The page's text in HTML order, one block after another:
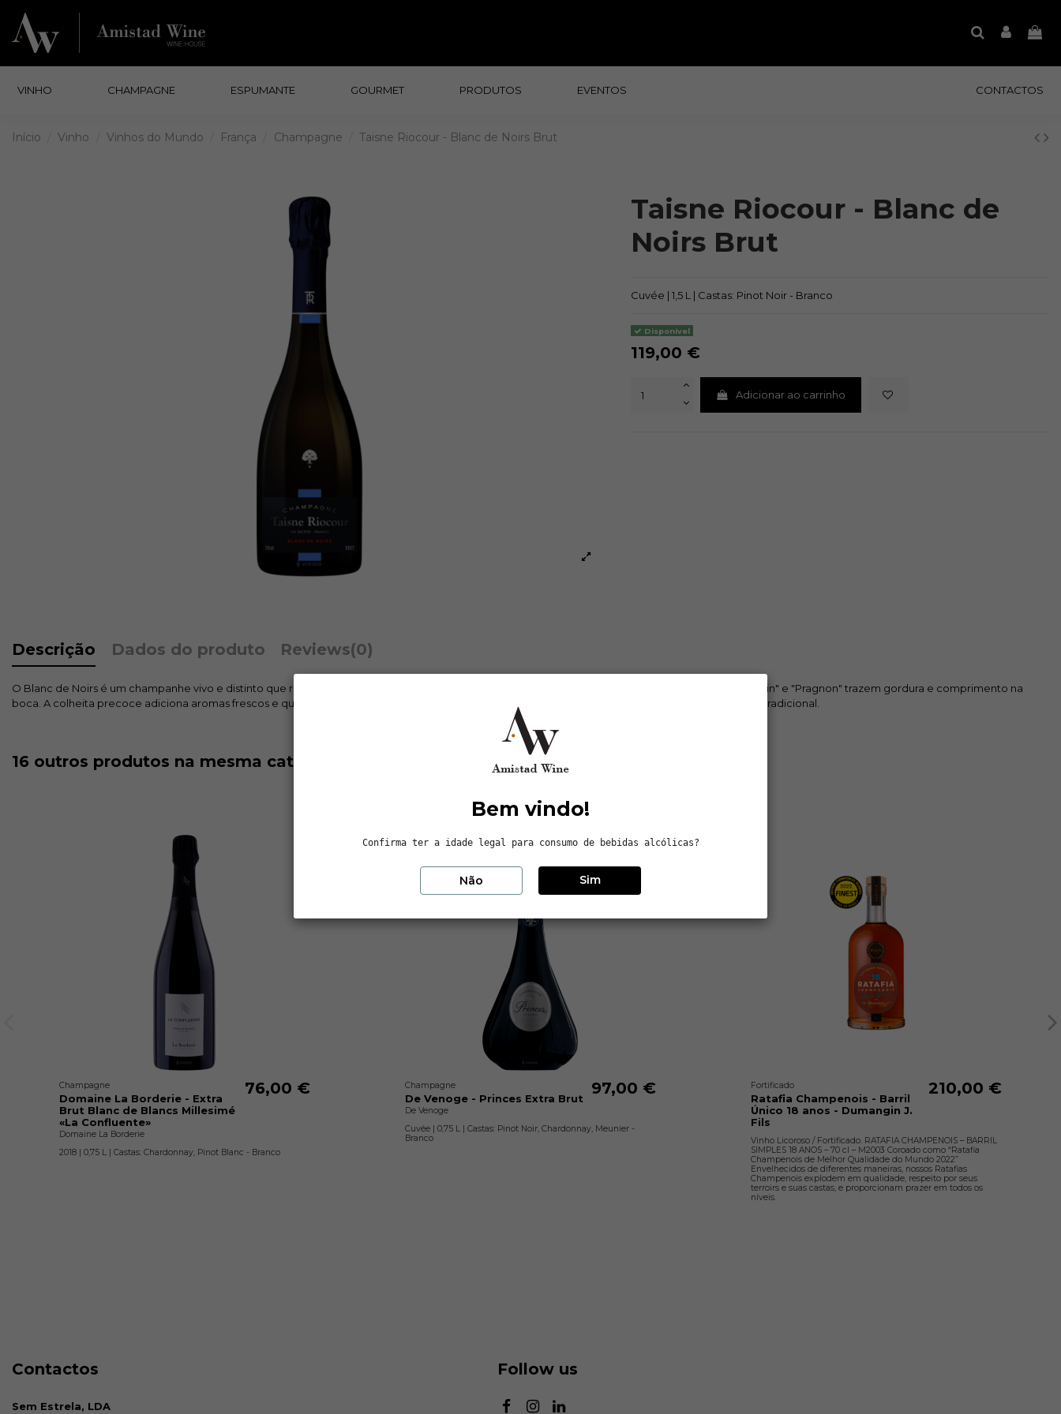
VINHO CHAMPAGNE ESPUMANTE GOURMET PRODUTOS EVENTOS CONTACTOS
Início Vinho Vinhos do Mundo França Champagne Taisne Riocour - Blanc de Noirs Brut
Taisne Riocour - Blanc de
Noirs Brut
Cuvée | 1,5 L | Castas: Pinot Noir - Branco
Disponivel
119,00 €
Adicionar ao carrinho
Descrição Dados do produto Reviews(0)
O Blanc de Noirs é um champanhe vivo e distinto que reflete o terroir de Les Riceys. Os vinhedos "Tronchois" trazem poder. os vinhedos "Val Germain" e "Pragnon" trazem gordura e comprimento na
boca. A colheita precoce adiciona aromas frescos e quase mentolados a esta bela mistura. 10% do cuvée é reserva e passa 3 anos na própria cave tradicional.
16 outros produtos na mesma categoria:
Champagne
Domaine La Borderie - Extra
Brut Blanc de Blancs Millesimé
«La Confluente»
Domaine La Borderie
76,00 €
2018 | 0,75 L | Castas: Chardonnay, Pinot Blanc - Branco
Champagne
De Venoge - Princes Extra Brut
De Venoge
97,00 €
Cuvée | 0,75 L | Castas: Pinot Noir, Chardonnay, Meunier -
Branco
Fortificado
Ratafia Champenois - Barril
Único 18 anos - Dumangin J.
Fils
210,00 €
Vinho Licoroso / Fortificado. RATAFIA CHAMPENOIS – BARRIL
SIMPLES 18 ANOS – 70 cl – M2003 Coroado como “Ratafia
Champenois de Melhor Qualidade do Mundo 2022”
Envelhecidos de diferentes maneiras, nossos Ratafias
Champenois explodem em qualidade, respeito por seus
terroirs e suas castas, e proporcionam prazer em todos os
níveis.
Contactos
Sem Estrela, LDA
Bem vindo!
Confirma ter a idade legal para consumo de bebidas alcólicas?
Não Sim
Follow us